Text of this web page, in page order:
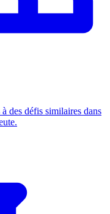
des défis similaires dans